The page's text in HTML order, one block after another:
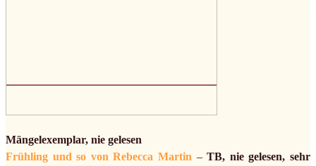
Mängelexemplar, nie gelesen
Frühling und so von Rebecca Martin –TB, nie gelesen, sehr